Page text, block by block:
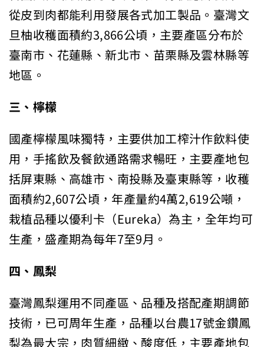
從皮到肉都能利用發展各式加工製品。臺灣文
旦柚收穫面積約3,866公頃，主要產區分布於
臺南市、花蓮縣、新北市、苗栗縣及雲林縣等
地區。
三、檸檬
國產檸檬風味獨特，主要供加工榨汁作飲料使
用，手搖飲及餐飲通路需求暢旺，主要產地包
括屏東縣、高雄市、南投縣及臺東縣等，收穫
面積約2,607公頃，年產量約4萬2,619公噸，
栽植品種以優利卡（Eureka）為主，全年均可
生產，盛產期為每年7至9月。
四、鳳梨
臺灣鳳梨運用不同產區、品種及搭配產期調節
技術，已可周年生產，品種以台農17號金鑽鳳